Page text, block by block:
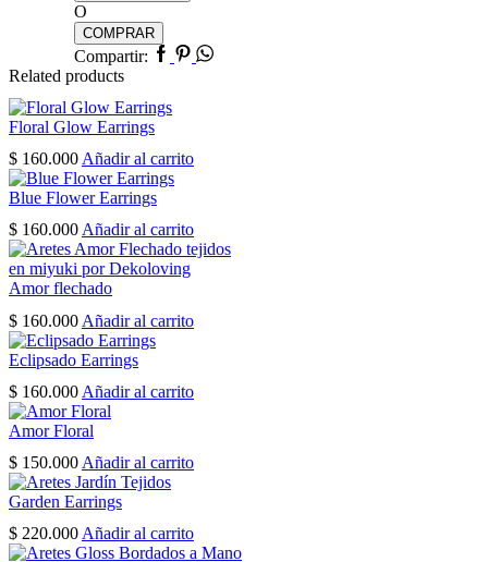
O
COMPRAR
Compartir: Facebook
Pinterest
Whatsapp
Related products
Floral Glow Earrings
$ 160.000 Añadir al carrito
Blue Flower Earrings
$ 160.000 Añadir al carrito
Amor flechado
$ 160.000 Añadir al carrito
Eclipsado Earrings
$ 160.000 Añadir al carrito
Amor Floral
$ 150.000 Añadir al carrito
Garden Earrings
$ 220.000 Añadir al carrito